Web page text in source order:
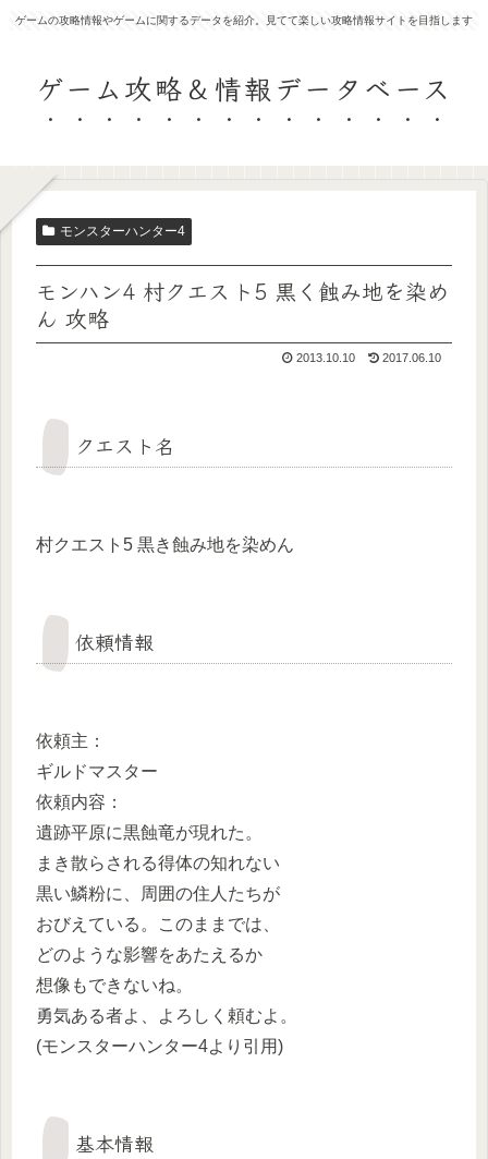
ゲームの攻略情報やゲームに関するデータを紹介。見てて楽しい攻略情報サイトを目指します
ゲーム攻略＆情報データベース
モンスターハンター4
モンハン4 村クエスト5 黒く蝕み地を染め
ん 攻略
2013.10.10 2017.06.10
クエスト名
村クエスト5 黒き蝕み地を染めん
依頼情報
依頼主：
ギルドマスター
依頼内容：
遺跡平原に黒蝕竜が現れた。
まき散らされる得体の知れない
黒い鱗粉に、周囲の住人たちが
おびえている。このままでは、
どのような影響をあたえるか
想像もできないね。
勇気ある者よ、よろしく頼むよ。
(モンスターハンター4より引用)
基本情報